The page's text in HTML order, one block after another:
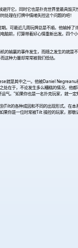
开它，同时它也是扑克世界里最具毁
处理在打牌中情绪失控这个问题的吧！
。可最近几周玩牌总是不顺。他输掉
脑前，打算带着好心情重新出发。四
输赢的事件发生，而随之发生的就
种力量却常常被我们低估。
就是其中之一。他被Daniel
在于，不论发生多么糟糕的情况，他
气。”如果你也是一名扑克玩家，就一
的各种成因和不同的出现形式。在
你是一位时常被Tilt 操控的玩家，那